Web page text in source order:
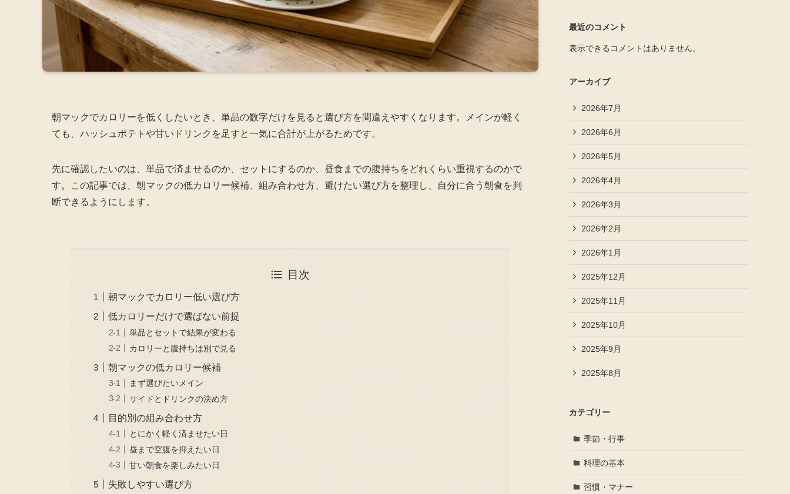
朝マックでカロリーを低くしたいとき、単品の数字だけを見ると選び方を間違えやすくなります。メインが軽く
ても、ハッシュポテトや甘いドリンクを足すと一気に合計が上がるためです。
先に確認したいのは、単品で済ませるのか、セットにするのか、昼食までの腹持ちをどれくらい重視するのかで
す。この記事では、朝マックの低カロリー候補、組み合わせ方、避けたい選び方を整理し、自分に合う朝食を判
断できるようにします。
目次
朝マックでカロリー低い選び方
低カロリーだけで選ばない前提
単品とセットで結果が変わる
カロリーと腹持ちは別で見る
朝マックの低カロリー候補
まず選びたいメイン
サイドとドリンクの決め方
目的別の組み合わせ方
とにかく軽く済ませたい日
昼まで空腹を抑えたい日
甘い朝食を楽しみたい日
失敗しやすい選び方
最近のコメント
表示できるコメントはありません。
アーカイブ
2026年7月
2026年6月
2026年5月
2026年4月
2026年3月
2026年2月
2026年1月
2025年12月
2025年11月
2025年10月
2025年9月
2025年8月
カテゴリー
季節・行事
料理の基本
習慣・マナー